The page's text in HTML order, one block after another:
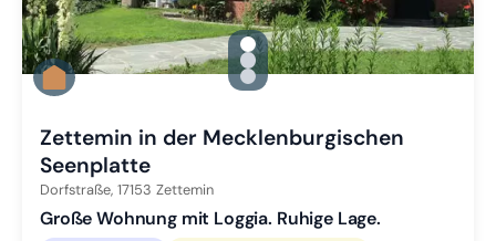
gallery.slide_selector
Zu Slide 1 wechseln
Zu Slide 2 wechseln
Zu Slide 3 wechseln
Zettemin in der Mecklenburgischen
Seenplatte
Dorfstraße, 17153 Zettemin
Große Wohnung mit Loggia. Ruhige Lage.